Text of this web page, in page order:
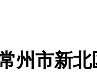
州市新